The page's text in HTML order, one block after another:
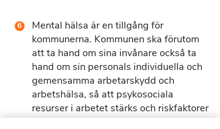
Mental hälsa är en tillgång för
kommunerna. Kommunen ska förutom
att ta hand om sina invånare också ta
hand om sin personals individuella och
gemensamma arbetarskydd och
arbetshälsa, så att psykosociala
resurser i arbetet stärks och riskfaktorer
hanteras.